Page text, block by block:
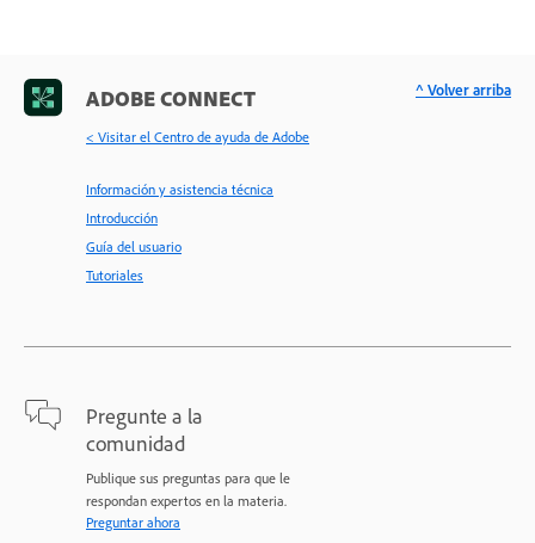
ADOBE CONNECT
< Visitar el Centro de ayuda de Adobe
Información y asistencia técnica
Introducción
Guía del usuario
Tutoriales
Pregunte a la
comunidad
Publique sus preguntas para que le
respondan expertos en la materia.
Preguntar ahora
^ Volver arriba